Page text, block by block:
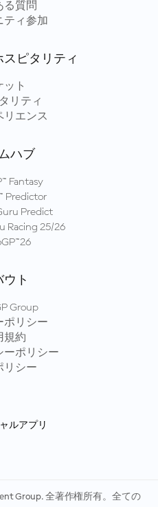
る質問
ティ参加
ピタリティ
ット
リティ
リエンス
ハブ
Fantasy
Predictor
Predict
Racing 25/26
ウト
Group
ポリシー
規約
ーポリシー
リシー
ルアプリ
Group. 全著作権所有。全ての